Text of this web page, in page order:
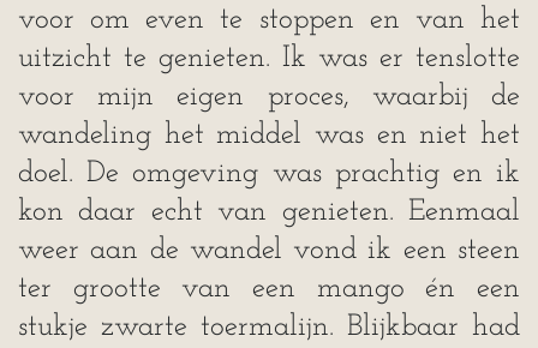
voor om even te stoppen en van het
uitzicht te genieten. Ik was er tenslotte
voor mijn eigen proces, waarbij de
wandeling het middel was en niet het
doel. De omgeving was prachtig en ik
kon daar echt van genieten. Eenmaal
weer aan de wandel vond ik een steen
ter grootte van een mango én een
stukje zwarte toermalijn. Blijkbaar had